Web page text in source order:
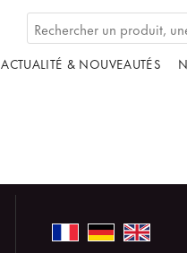
ACTUALITÉ & NOUVEAUTÉS